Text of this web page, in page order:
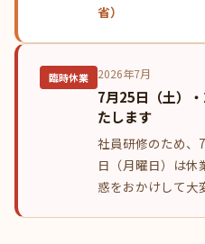
省）
臨時休業 2026年7月
7月25日（土）
たします
社員研修のため、
日（月曜日）は休
惑をおかけして大